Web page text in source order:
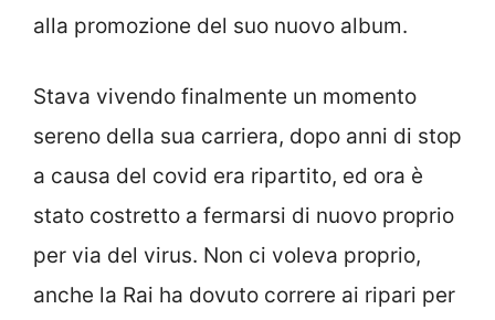
alla promozione del suo nuovo album.
Stava vivendo finalmente un momento
sereno della sua carriera, dopo anni di stop
a causa del covid era ripartito, ed ora è
stato costretto a fermarsi di nuovo proprio
per via del virus. Non ci voleva proprio,
anche la Rai ha dovuto correre ai ripari per